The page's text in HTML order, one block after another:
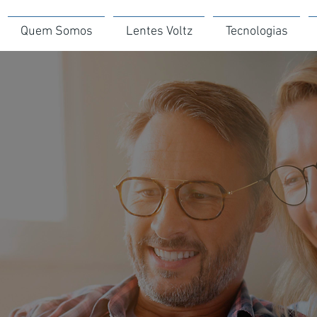
Quem Somos Lentes Voltz Tecnologias